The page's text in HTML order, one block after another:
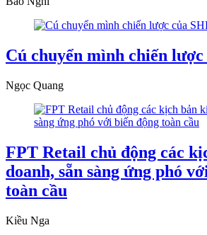
Cú chuyển mình chiến
Ngọc Quang
FPT Retail chủ động các
doanh, sẵn sàng ứng phó
toàn cầu
Kiều Nga